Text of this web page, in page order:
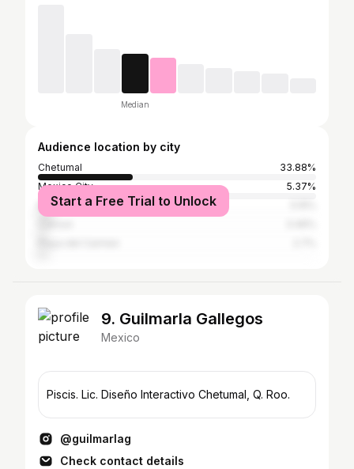
Median
Audience location by city
Chetumal
33.88%
Mexico City
5.37%
Mérida
Start a Free Trial to Unlock
9. Guilmarla Gallegos
Mexico
Piscis. Lic. Diseño Interactivo Chetumal, Q. Roo.
@guilmarlag
Check contact details